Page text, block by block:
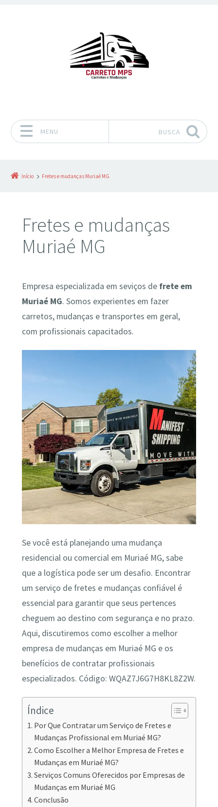
MENU BUSCA
Início Fretes e mudanças Muriaé MG
Fretes e mudanças
Muriaé MG
Empresa especializada em seviços de frete em
Muriaé MG. Somos experientes em fazer
carretos, mudanças e transportes em geral,
com profissionais capacitados.
Se você está planejando uma mudança
residencial ou comercial em Muriaé MG, sabe
que a logística pode ser um desafio. Encontrar
um serviço de fretes e mudanças confiável é
essencial para garantir que seus pertences
cheguem ao destino com segurança e no prazo.
Aqui, discutiremos como escolher a melhor
empresa de mudanças em Muriaé MG e os
benefícios de contratar profissionais
especializados. Código: WQAZ7J6G7H8KL8Z2W.
Índice
Por Que Contratar um Serviço de Fretes e
Mudanças Profissional em Muriaé MG?
Como Escolher a Melhor Empresa de Fretes e
Mudanças em Muriaé MG?
Serviços Comuns Oferecidos por Empresas de
Mudanças em Muriaé MG
Conclusão